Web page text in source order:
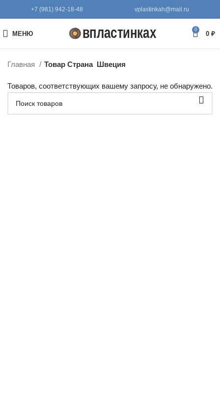
+7 (981) 942-18-48 vplastinkah@mail.ru
МЕНЮ
0
0 ₽
Главная Товар Страна Швеция
Товаров, соответствующих вашему запросу, не обнаружено.